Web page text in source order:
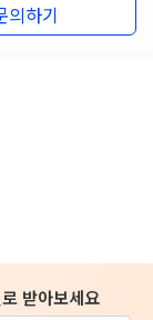
의하기
받아보세요